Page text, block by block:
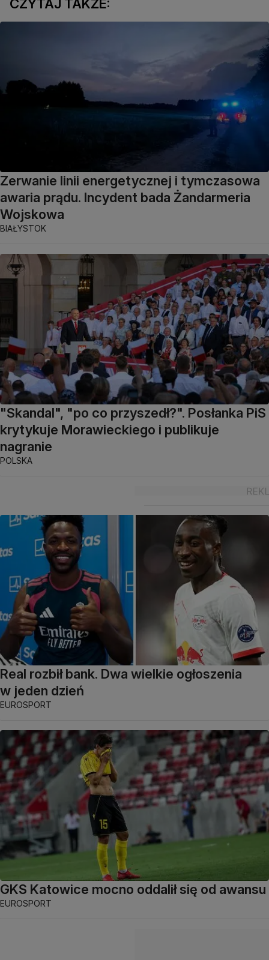
CZYTAJ TAKŻE:
Zerwanie linii energetycznej i tymczasowa
awaria prądu. Incydent bada Żandarmeria
Wojskowa
BIAŁYSTOK
"Skandal", "po co przyszedł?". Posłanka PiS
krytykuje Morawieckiego i publikuje
nagranie
POLSKA
Real rozbił bank. Dwa wielkie ogłoszenia
w jeden dzień
EUROSPORT
GKS Katowice mocno oddalił się od awansu
EUROSPORT